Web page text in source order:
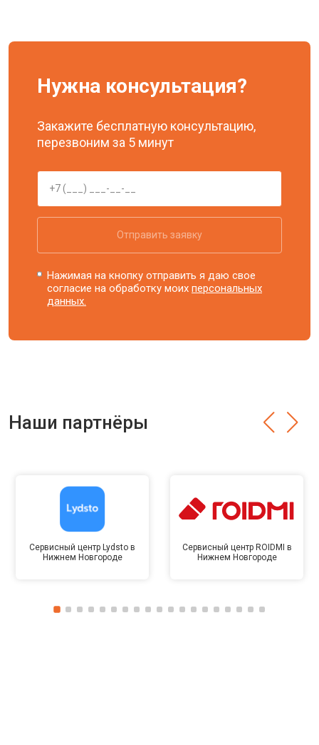
Нужна консультация?
Закажите бесплатную консультацию,
перезвоним за 5 минут
Отправить заявку
Нажимая на кнопку отправить я даю свое
согласие на обработку моихперсональных
данных.
Наши партнёры
Сервисный центр Lydsto в
Нижнем Новгороде
Сервисный центр ROIDMI в
Нижнем Новгороде